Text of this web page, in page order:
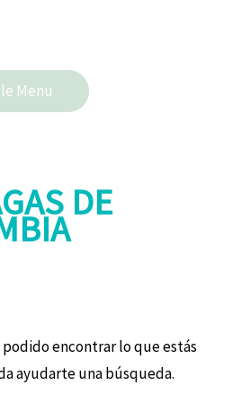
Menu
DE
podido encontrar lo que estás
ayudarte una búsqueda.